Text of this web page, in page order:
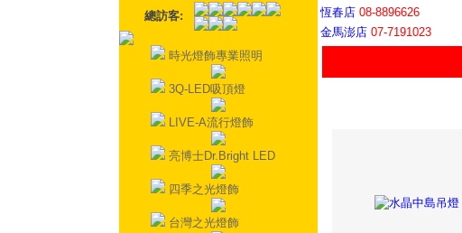
總訪客:
時光燈飾專業照明
3Q-LED吸頂燈
LIVE-A流行燈飾
亮博士Dr.Bright LED
四季之光燈飾
台灣之光燈飾
恆春店 08-8896626
金馬澎店 07-7191023